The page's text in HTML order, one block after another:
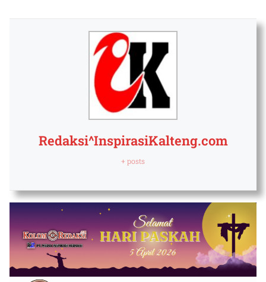
Redaksi^InspirasiKalteng.com
+ posts